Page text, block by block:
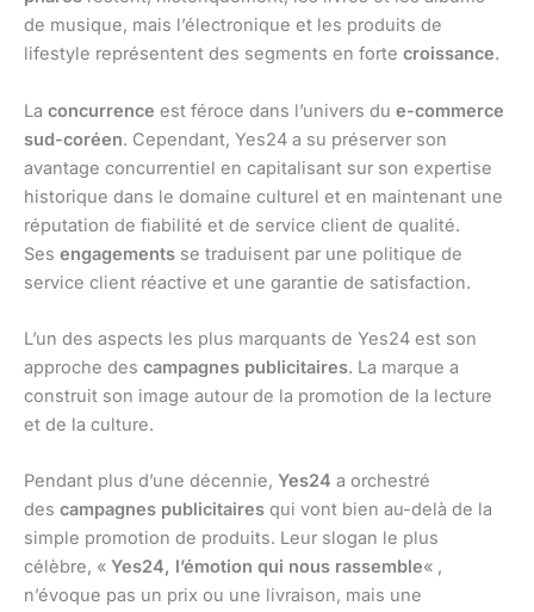
de musique, mais l’électronique et les produits de
lifestyle représentent des segments en forte croissance.
La concurrence est féroce dans l’univers du e-commerce
sud-coréen. Cependant, Yes24 a su préserver son
avantage concurrentiel en capitalisant sur son expertise
historique dans le domaine culturel et en maintenant une
réputation de fiabilité et de service client de qualité.
Ses engagements se traduisent par une politique de
service client réactive et une garantie de satisfaction.
L’un des aspects les plus marquants de Yes24 est son
approche des campagnes publicitaires. La marque a
construit son image autour de la promotion de la lecture
et de la culture.
Pendant plus d’une décennie, Yes24 a orchestré
des campagnes publicitaires qui vont bien au-delà de la
simple promotion de produits. Leur slogan le plus
célèbre, « Yes24, l’émotion qui nous rassemble« ,
n’évoque pas un prix ou une livraison, mais une